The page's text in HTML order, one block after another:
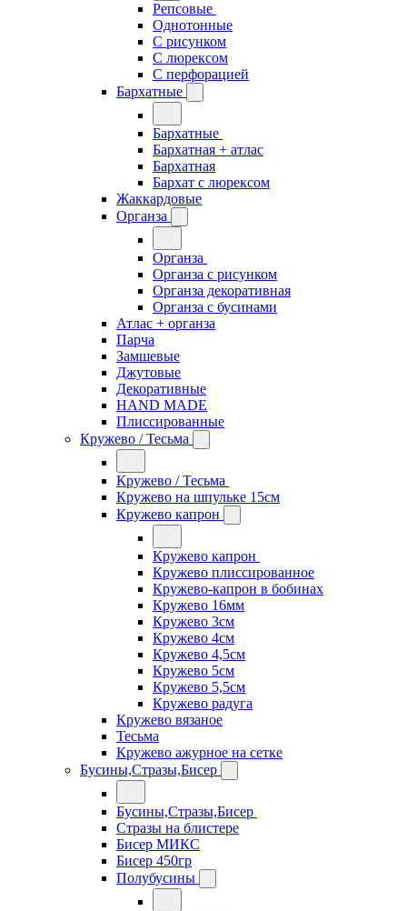
Репсовые
Однотонные
С рисунком
С люрексом
С перфорацией
Бархатные
Бархатные
Бархатная + атлас
Бархатная
Бархат с люрексом
Жаккардовые
Органза
Органза
Органза с рисунком
Органза декоративная
Органза с бусинами
Атлас + органза
Парча
Замшевые
Джутовые
Декоративные
HAND MADE
Плиссированные
Кружево / Тесьма
Кружево / Тесьма
Кружево на шпульке 15см
Кружево капрон
Кружево капрон
Кружево плиссированное
Кружево-капрон в бобинах
Кружево 16мм
Кружево 3см
Кружево 4см
Кружево 4,5см
Кружево 5см
Кружево 5,5см
Кружево радуга
Кружево вязаное
Тесьма
Кружево ажурное на сетке
Бусины,Стразы,Бисер
Бусины,Стразы,Бисер
Стразы на блистере
Бисер МИКС
Бисер 450гр
Полубусины